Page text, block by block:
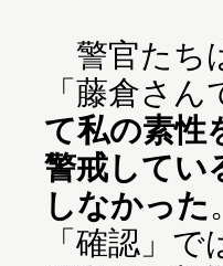
警官たち
「藤倉さ
て私の素性
警戒してい
しなかった
「確認」で